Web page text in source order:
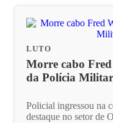
LUTO
Morre cabo
da Polícia
Policial ingressou na
destaque no setor de